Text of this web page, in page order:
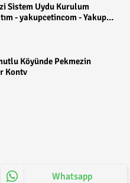
Sistem Uydu Kurulum
- yakupcetincom - Yakup
Köyünde Pekmezin
Kontv
Whatsapp